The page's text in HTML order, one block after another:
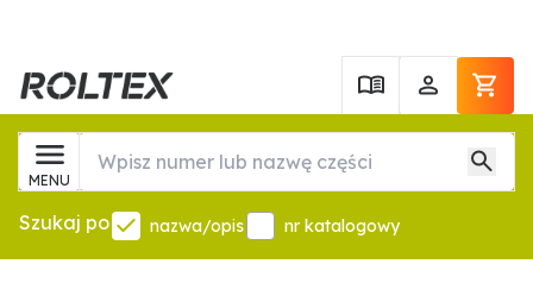
MENU
Szukaj po nazwa/opis nr katalogowy